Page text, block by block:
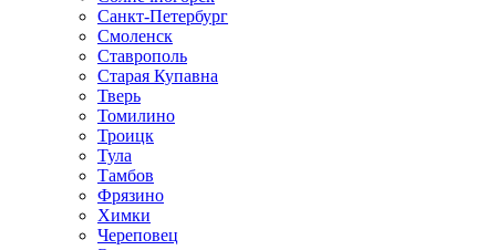
Санкт-Петербург
Смоленск
Ставрополь
Старая Купавна
Тверь
Томилино
Троицк
Тула
Тамбов
Фрязино
Химки
Череповец